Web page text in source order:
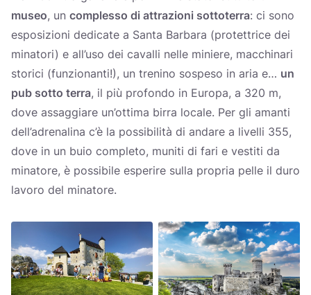
museo, un complesso di attrazioni sottoterra: ci sono
esposizioni dedicate a Santa Barbara (protettrice dei
minatori) e all’uso dei cavalli nelle miniere, macchinari
storici (funzionanti!), un trenino sospeso in aria e… un
pub sotto terra, il più profondo in Europa, a 320 m,
dove assaggiare un’ottima birra locale. Per gli amanti
dell’adrenalina c’è la possibilità di andare a livelli 355,
dove in un buio completo, muniti di fari e vestiti da
minatore, è possibile esperire sulla propria pelle il duro
lavoro del minatore.